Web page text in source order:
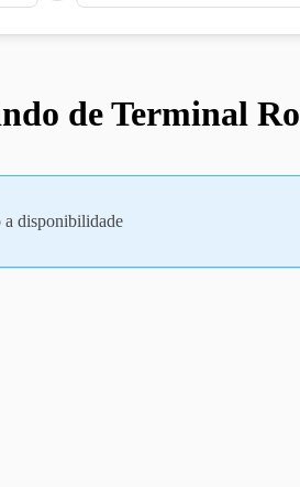
de Terminal
a disponibilidade